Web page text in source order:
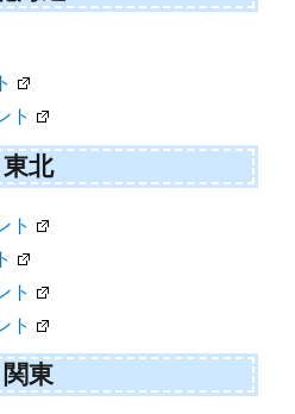
ト
東北
ト
ト
ト
関東